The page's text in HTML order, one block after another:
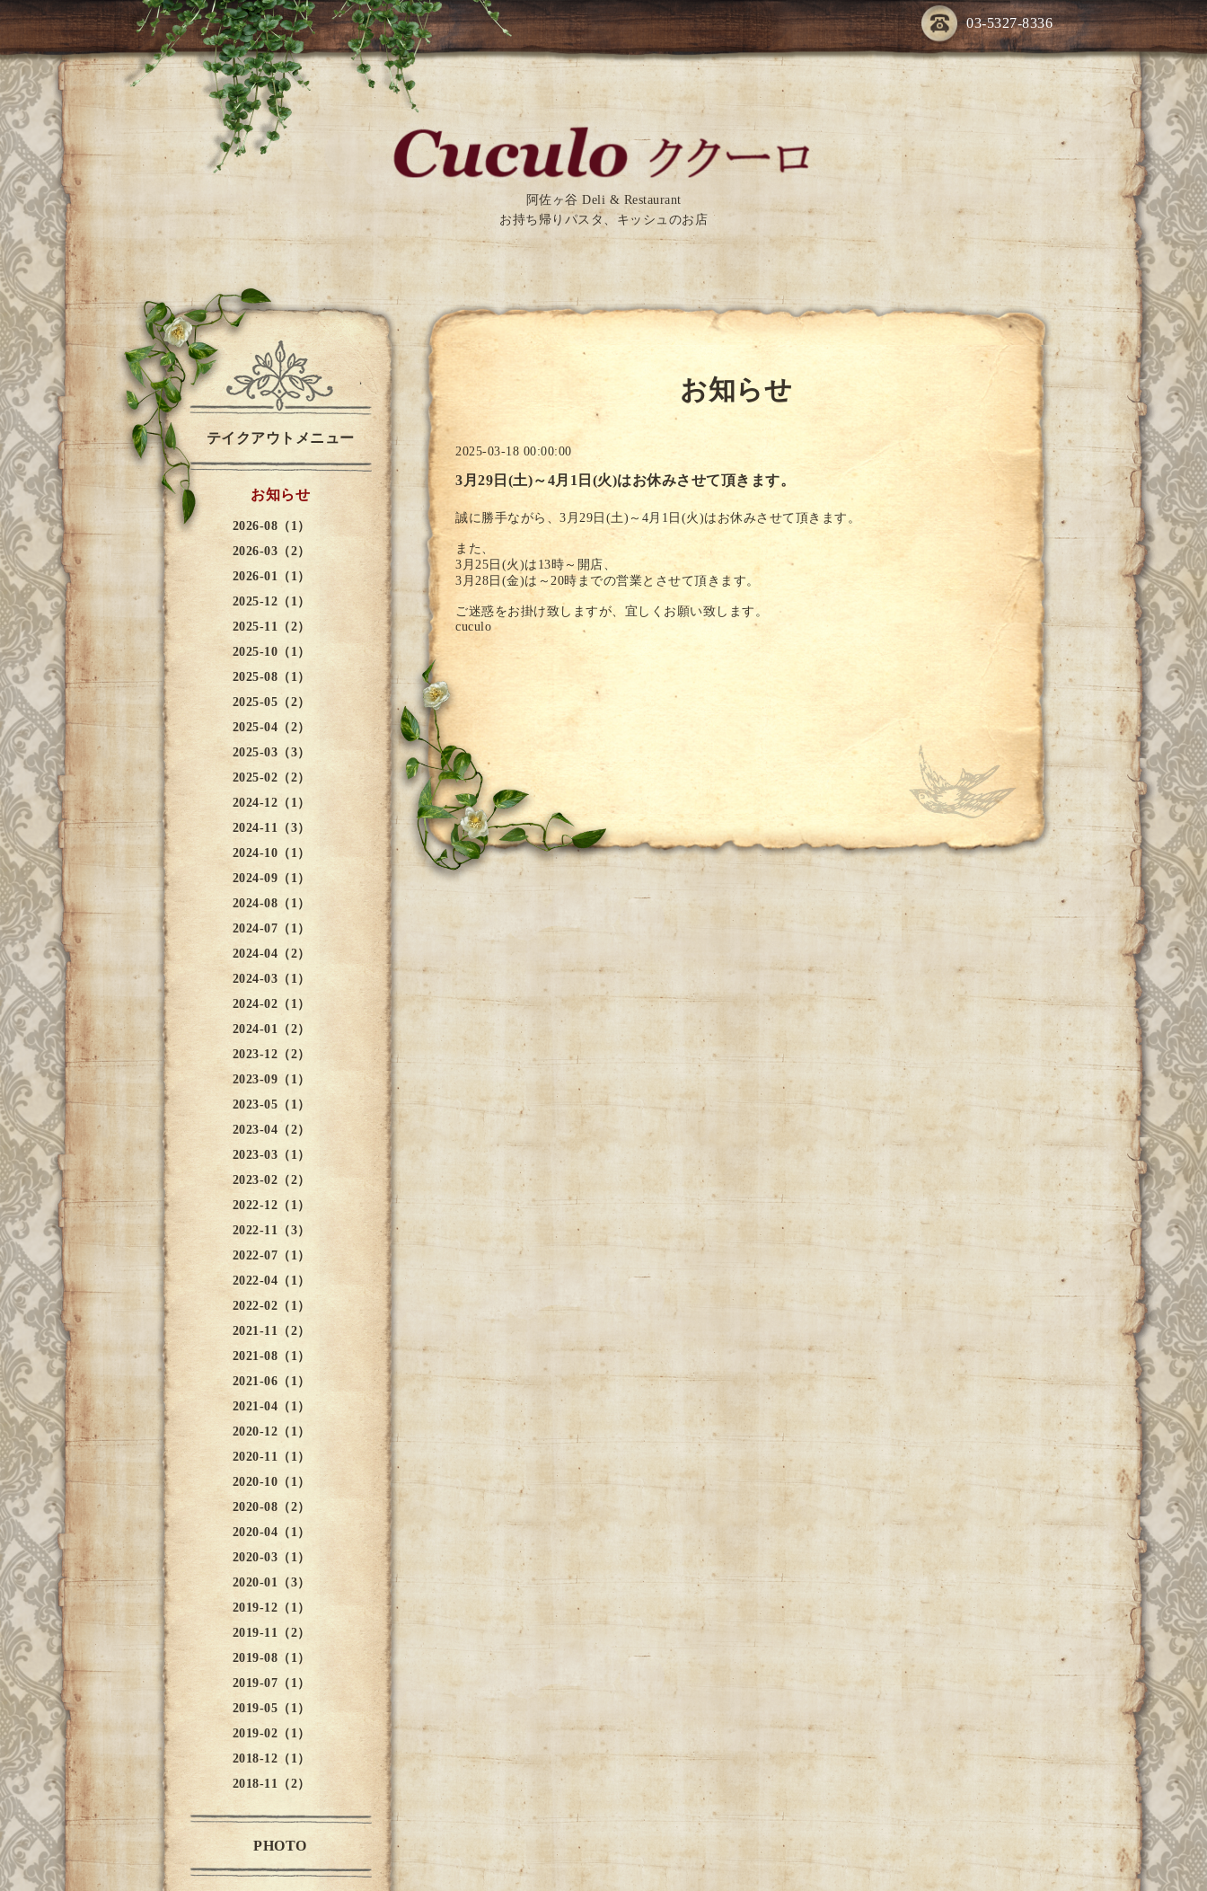
03-5327-8336
阿佐ヶ谷 Deli & Restaurant
お持ち帰りパスタ、キッシュのお店
お知らせ
2025-03-18 00:00:00
3月29日(土)～4月1日(火)はお休みさせて頂きます。
誠に勝手ながら、3月29日(土)～4月1日(火)はお休みさせて頂きます。
また、
3月25日(火)は13時～開店、
3月28日(金)は～20時までの営業とさせて頂きます。
ご迷惑をお掛け致しますが、宜しくお願い致します。
cuculo
テイクアウトメニュー
お知らせ
2026-08（1）
2026-03（2）
2026-01（1）
2025-12（1）
2025-11（2）
2025-10（1）
2025-08（1）
2025-05（2）
2025-04（2）
2025-03（3）
2025-02（2）
2024-12（1）
2024-11（3）
2024-10（1）
2024-09（1）
2024-08（1）
2024-07（1）
2024-04（2）
2024-03（1）
2024-02（1）
2024-01（2）
2023-12（2）
2023-09（1）
2023-05（1）
2023-04（2）
2023-03（1）
2023-02（2）
2022-12（1）
2022-11（3）
2022-07（1）
2022-04（1）
2022-02（1）
2021-11（2）
2021-08（1）
2021-06（1）
2021-04（1）
2020-12（1）
2020-11（1）
2020-10（1）
2020-08（2）
2020-04（1）
2020-03（1）
2020-01（3）
2019-12（1）
2019-11（2）
2019-08（1）
2019-07（1）
2019-05（1）
2019-02（1）
2018-12（1）
2018-11（2）
PHOTO